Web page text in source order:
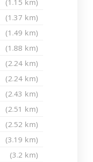
(1.15 km)
(1.37 km)
(1.49 km)
(1.88 km)
(2.24 km)
(2.24 km)
(2.43 km)
(2.51 km)
(2.52 km)
(3.19 km)
(3.2 km)